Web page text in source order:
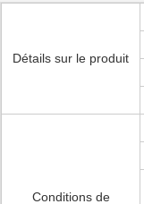
Détails sur le produit
Conditions de